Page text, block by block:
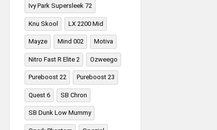
Ivy Park Supersleek 72
Knu Skool LX 2200 Mid
Mayze Mind 002 Motiva
Nitro Fast R Elite 2 Ozweego
Pureboost 22 Pureboost 23
Quest 6 SB Chron
SB Dunk Low Mummy